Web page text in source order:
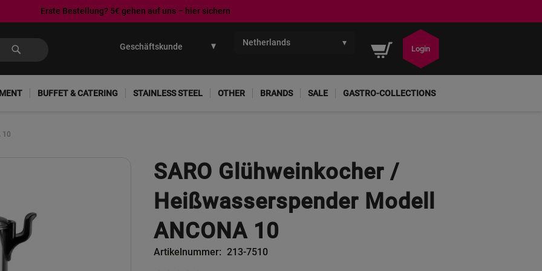
Erste Bestellung? 5€ gehen auf uns – hier sichern
Netherlands ▾ Winkelwagen
Login
BUFFET & CATERING STAINLESS STEEL OTHER BRANDS SALE GASTRO-COLLECTIONS
10
SARO Glühweinkocher /
Heißwasserspender Modell
ANCONA 10
Artikelnummer 213-7510